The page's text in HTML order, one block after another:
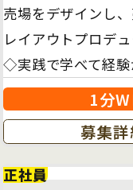
売場をデザインし、
レイアウトプロデ
◇実践で学べて経
1分
募集
正社員